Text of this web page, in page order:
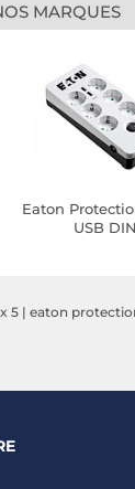
MARQUES
Eaton
USB DIN
5 | eaton